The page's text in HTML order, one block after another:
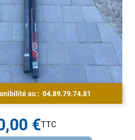
au : 04.89.79.74.81
€